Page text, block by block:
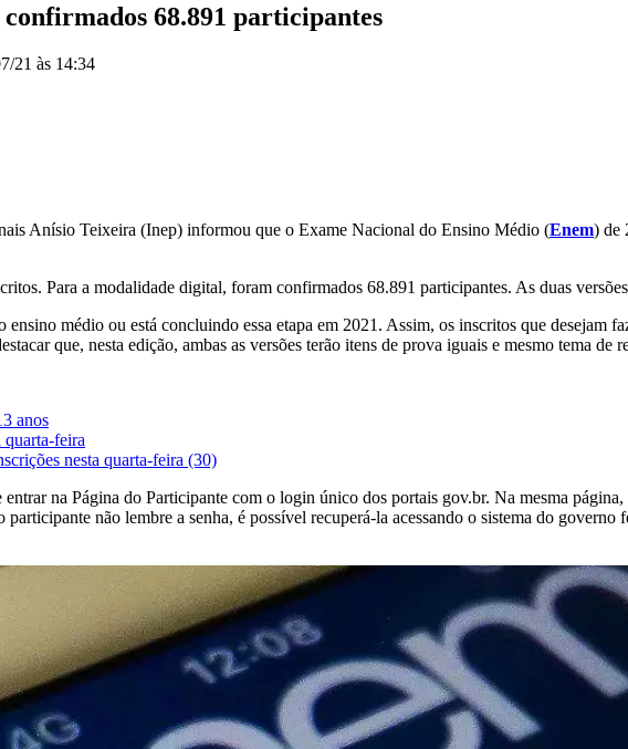
68.891 participantes
21 às 14:34
Anísio Teixeira (Inep) informou que o Exame Nacional do Ensino Médio (Enem) de
Para a modalidade digital, foram confirmados 68.891 participantes. As duas
médio ou está concluindo essa etapa em 2021. Assim, os inscritos que desejam
que, nesta edição, ambas as versões terão itens de prova iguais e mesmo tema de
anos
quarta-feira
nesta quarta-feira (30)
na Página do Participante com o login único dos portais gov.br. Na mesma
não lembre a senha, é possível recuperá-la acessando o sistema do